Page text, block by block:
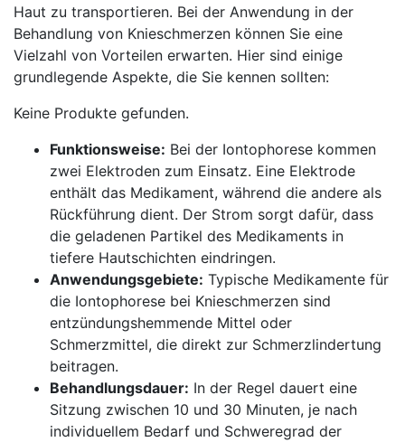
Haut⁤ zu transportieren. Bei ​der‍ Anwendung in der
Behandlung von‌ Knieschmerzen können Sie eine
Vielzahl⁤ von‍ Vorteilen erwarten. ‌Hier sind ​einige
grundlegende Aspekte,⁣ die ‍Sie kennen sollten:
Keine Produkte gefunden.
Funktionsweise: ‌Bei der⁢ Iontophorese ‌kommen
zwei Elektroden zum Einsatz.‍ Eine Elektrode
enthält das Medikament, während die andere als
Rückführung dient.​ Der Strom sorgt dafür, ⁢dass
die geladenen Partikel des Medikaments in
‍tiefere ⁣Hautschichten eindringen.
Anwendungsgebiete: Typische Medikamente für
die Iontophorese bei Knieschmerzen sind
entzündungshemmende Mittel oder
Schmerzmittel, die direkt zur Schmerzlindertung
beitragen.
Behandlungsdauer: ‌In der Regel⁢ dauert eine
Sitzung zwischen 10 und 30 Minuten, je nach
individuellem Bedarf und Schweregrad der